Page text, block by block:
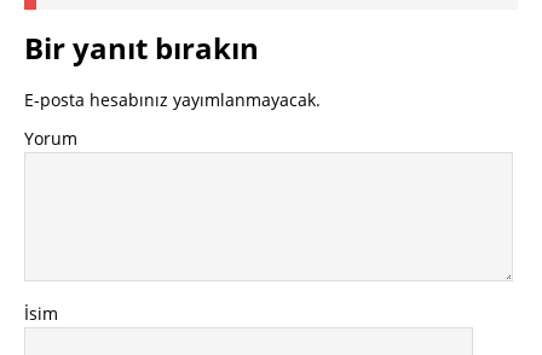
Bir yanıt bırakın
E-posta hesabınız yayımlanmayacak.
Yorum
İsim